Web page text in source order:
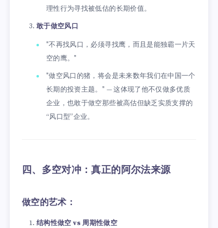
理性行为寻找被低估的长期价值。
敢于做空风口
"不再找风口，必须寻找鹰，而且是能独霸一片天
空的鹰。"
"做空风口的猪，将会是未来数年我们在中国一个
长期的投资主题。" — 这体现了他不仅做多优质
企业，也敢于做空那些被高估但缺乏实质支撑的
“风口型”企业。
四、多空对冲：真正的阿尔法来源
做空的艺术：
结构性做空 vs 周期性做空